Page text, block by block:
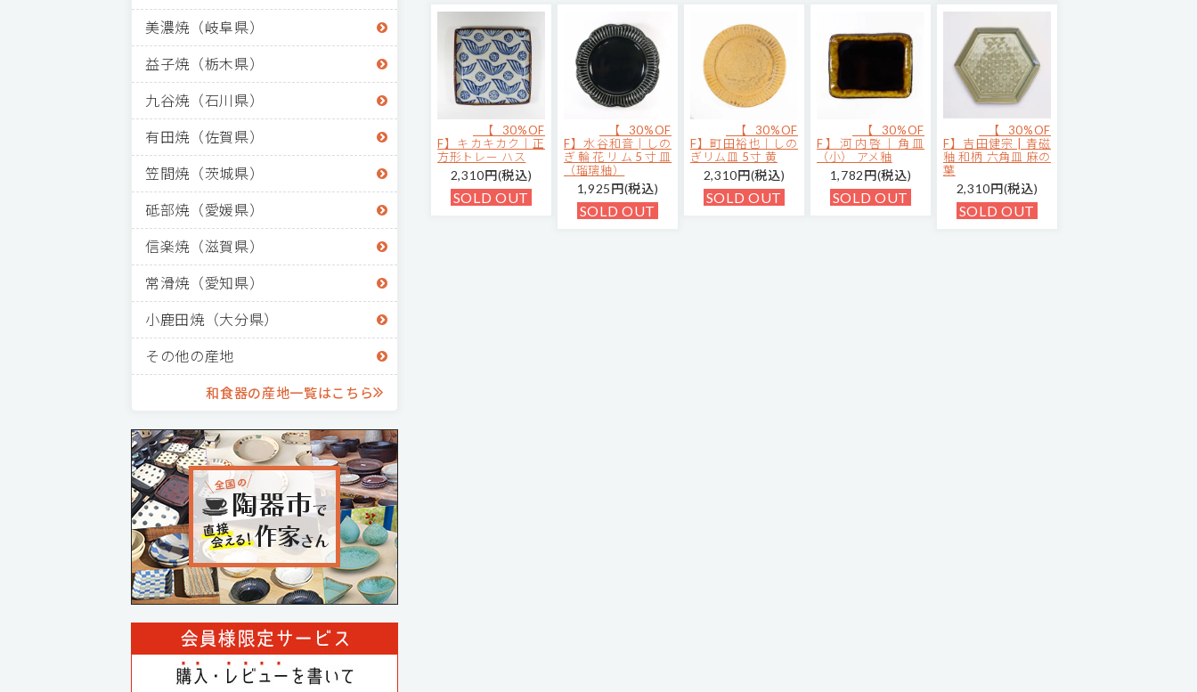
美濃焼（岐阜県）
益子焼（栃木県）
九谷焼（石川県）
有田焼（佐賀県）
笠間焼（茨城県）
砥部焼（愛媛県）
信楽焼（滋賀県）
常滑焼（愛知県）
小鹿田焼（大分県）
その他の産地
和食器の産地一覧はこちら
【30%OF
F】キカキカク｜正
方形トレー ハス
2,310円(税込)
SOLD OUT
【30%OF
F】水谷和音│しの
ぎ輪花リム5寸皿
（瑠璃釉）
1,925円(税込)
SOLD OUT
【30%OF
F】町田裕也｜しの
ぎリム皿 5寸 黄
2,310円(税込)
SOLD OUT
【30%OF
F】河内啓｜角皿
（小） アメ釉
1,782円(税込)
SOLD OUT
【30%OF
F】吉田健宗 | 青磁
釉 和柄 六角皿 麻の
葉
2,310円(税込)
SOLD OUT